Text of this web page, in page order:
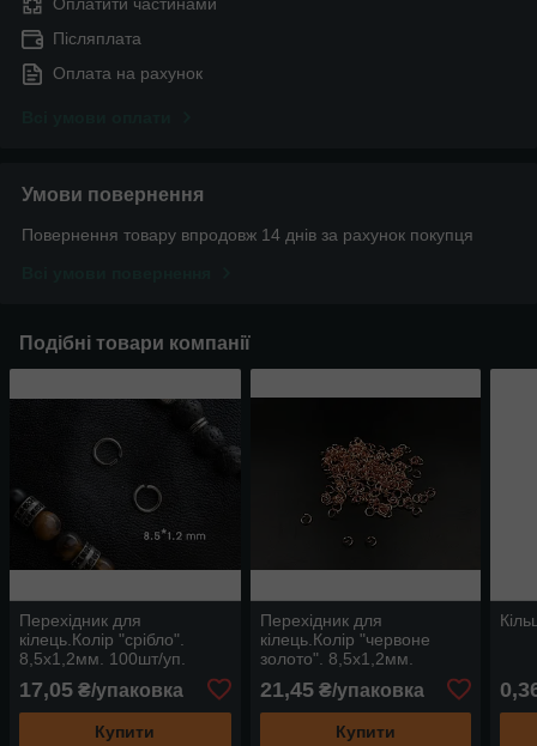
Післяплата
Оплата на рахунок
Умови повернення
Повернення товару впродовж 14 днів за рахунок покупця
Подібні товари компанії
Перехідник для
кілець.Колір "срібло".
8,5х1,2мм. 100шт/уп.
17,05 ₴/упаковка
Купити
Перехідник для
кілець.Колір "червоне
золото". 8,5х1,2мм.
21,45₴/упаковка
Купити